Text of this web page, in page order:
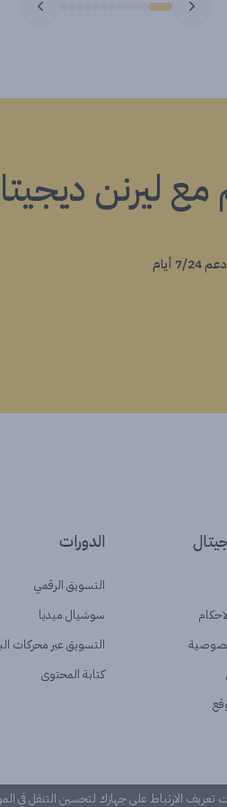
مع ليرنن
دعم 7/24 أيام
الدورات
التسويق الرقمي
سوشيال ميديا
التسويق عبر محركات
كتابة المحتوى
تعريف الارتباط على جهازك لتحسين التنقل في